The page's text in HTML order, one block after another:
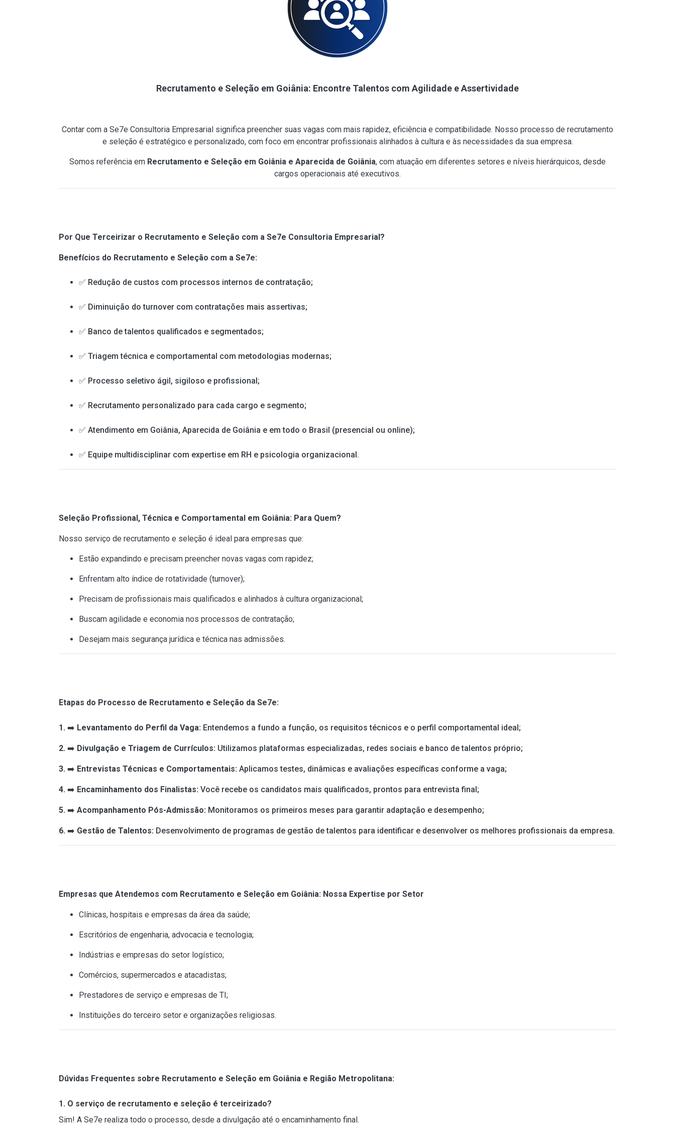
Recrutamento e Seleção em Goiânia: Encontre Talentos com Agilidade e Assertividade
Contar com a Se7e Consultoria Empresarial significa preencher suas vagas com mais rapidez, eficiência e compatibilidade. Nosso processo de recrutamento
e seleção é estratégico e personalizado, com foco em encontrar profissionais alinhados à cultura e às necessidades da sua empresa.
Somos referência em Recrutamento e Seleção em Goiânia e Aparecida de Goiânia, com atuação em diferentes setores e níveis hierárquicos, desde
cargos operacionais até executivos.
Por Que Terceirizar o Recrutamento e Seleção com a Se7e Consultoria Empresarial?
Benefícios do Recrutamento e Seleção com a Se7e:
✅ Redução de custos com processos internos de contratação;
✅ Diminuição do turnover com contratações mais assertivas;
✅ Banco de talentos qualificados e segmentados;
✅ Triagem técnica e comportamental com metodologias modernas;
✅ Processo seletivo ágil, sigiloso e profissional;
✅ Recrutamento personalizado para cada cargo e segmento;
✅ Atendimento em Goiânia, Aparecida de Goiânia e em todo o Brasil (presencial ou online);
✅ Equipe multidisciplinar com expertise em RH e psicologia organizacional.
Seleção Profissional, Técnica e Comportamental em Goiânia: Para Quem?
Nosso serviço de recrutamento e seleção é ideal para empresas que:
Estão expandindo e precisam preencher novas vagas com rapidez;
Enfrentam alto índice de rotatividade (turnover);
Precisam de profissionais mais qualificados e alinhados à cultura organizacional;
Buscam agilidade e economia nos processos de contratação;
Desejam mais segurança jurídica e técnica nas admissões.
Etapas do Processo de Recrutamento e Seleção da Se7e:
1. ➡️ Levantamento do Perfil da Vaga: Entendemos a fundo a função, os requisitos técnicos e o perfil comportamental ideal;
2. ➡️ Divulgação e Triagem de Currículos: Utilizamos plataformas especializadas, redes sociais e banco de talentos próprio;
3. ➡️ Entrevistas Técnicas e Comportamentais: Aplicamos testes, dinâmicas e avaliações específicas conforme a vaga;
4. ➡️ Encaminhamento dos Finalistas: Você recebe os candidatos mais qualificados, prontos para entrevista final;
5. ➡️ Acompanhamento Pós-Admissão: Monitoramos os primeiros meses para garantir adaptação e desempenho;
6. ➡️ Gestão de Talentos: Desenvolvimento de programas de gestão de talentos para identificar e desenvolver os melhores profissionais da empresa.
Empresas que Atendemos com Recrutamento e Seleção em Goiânia: Nossa Expertise por Setor
Clínicas, hospitais e empresas da área da saúde;
Escritórios de engenharia, advocacia e tecnologia;
Indústrias e empresas do setor logístico;
Comércios, supermercados e atacadistas;
Prestadores de serviço e empresas de TI;
Instituições do terceiro setor e organizações religiosas.
Dúvidas Frequentes sobre Recrutamento e Seleção em Goiânia e Região Metropolitana:
1. O serviço de recrutamento e seleção é terceirizado?
Sim! A Se7e realiza todo o processo, desde a divulgação até o encaminhamento final.